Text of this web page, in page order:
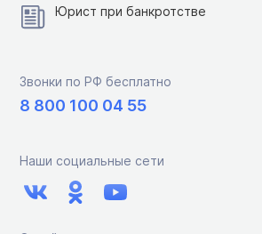
Юрист при банкротстве
Звонки по РФ бесплатно
8 800 100 04 55
Наши социальные сети